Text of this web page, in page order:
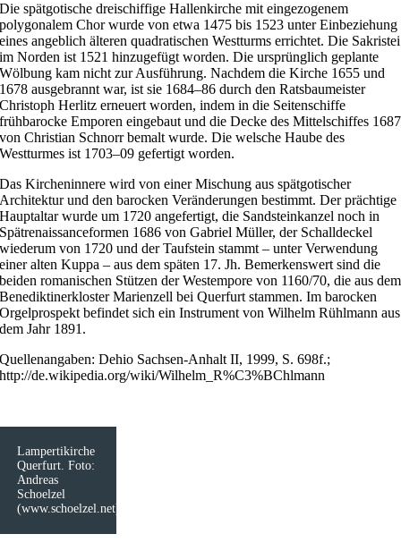
Die spätgotische dreischiffige Hallenkirche mit eingezogenem
polygonalem Chor wurde von etwa 1475 bis 1523 unter Einbeziehung
eines angeblich älteren quadratischen Westturms errichtet. Die Sakristei
im Norden ist 1521 hinzugefügt worden. Die ursprünglich geplante
Wölbung kam nicht zur Ausführung. Nachdem die Kirche 1655 und
1678 ausgebrannt war, ist sie 1684–86 durch den Ratsbaumeister
Christoph Herlitz erneuert worden, indem in die Seitenschiffe
frühbarocke Emporen eingebaut und die Decke des Mittelschiffes 1687
von Christian Schnorr bemalt wurde. Die welsche Haube des
Westturmes ist 1703–09 gefertigt worden.
Das Kircheninnere wird von einer Mischung aus spätgotischer
Architektur und den barocken Veränderungen bestimmt. Der prächtige
Hauptaltar wurde um 1720 angefertigt, die Sandsteinkanzel noch in
Spätrenaissanceformen 1686 von Gabriel Müller, der Schalldeckel
wiederum von 1720 und der Taufstein stammt – unter Verwendung
einer alten Kuppa – aus dem späten 17. Jh. Bemerkenswert sind die
beiden romanischen Stützen der Westempore von 1160/70, die aus dem
Benediktinerkloster Marienzell bei Querfurt stammen. Im barocken
Orgelprospekt befindet sich ein Instrument von Wilhelm Rühlmann aus
dem Jahr 1891.
Quellenangaben: Dehio Sachsen-Anhalt II, 1999, S. 698f.;
http://de.wikipedia.org/wiki/Wilhelm_R%C3%BChlmann
Lampertikirche
Querfurt. Foto:
Andreas
Schoelzel
(www.schoelzel.net)